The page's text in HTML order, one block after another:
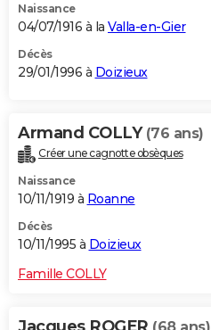
Naissance
04/07/1916 à la Valla-en-Gier
Décès
29/01/1996 à Doizieux
Armand COLLY (76 ans)
Créer une cagnotte obsèques
Naissance
10/11/1919 à Roanne
Décès
10/11/1995 à Doizieux
Famille COLLY